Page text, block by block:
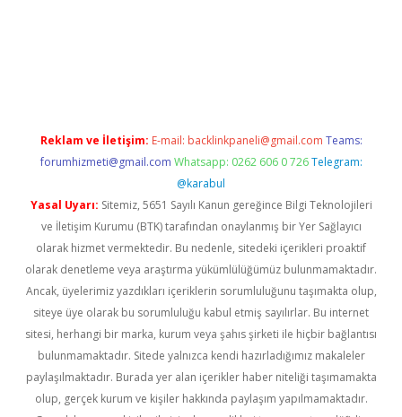
Reklam ve İletişim: E-mail: backlinkpaneli@gmail.com Teams:
forumhizmeti@gmail.com Whatsapp: 0262 606 0 726 Telegram:
@karabul
Yasal Uyarı: Sitemiz, 5651 Sayılı Kanun gereğince Bilgi Teknolojileri
ve İletişim Kurumu (BTK) tarafından onaylanmış bir Yer Sağlayıcı
olarak hizmet vermektedir. Bu nedenle, sitedeki içerikleri proaktif
olarak denetleme veya araştırma yükümlülüğümüz bulunmamaktadır.
Ancak, üyelerimiz yazdıkları içeriklerin sorumluluğunu taşımakta olup,
siteye üye olarak bu sorumluluğu kabul etmiş sayılırlar. Bu internet
sitesi, herhangi bir marka, kurum veya şahıs şirketi ile hiçbir bağlantısı
bulunmamaktadır. Sitede yalnızca kendi hazırladığımız makaleler
paylaşılmaktadır. Burada yer alan içerikler haber niteliği taşımamakta
olup, gerçek kurum ve kişiler hakkında paylaşım yapılmamaktadır.